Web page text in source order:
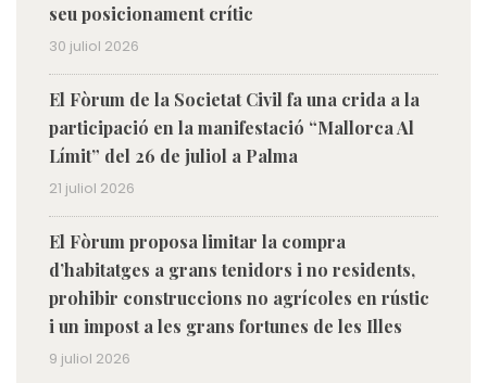
seu posicionament crític
30 juliol 2026
El Fòrum de la Societat Civil fa una crida a la
participació en la manifestació “Mallorca Al
Límit” del 26 de juliol a Palma
21 juliol 2026
El Fòrum proposa limitar la compra
d’habitatges a grans tenidors i no residents,
prohibir construccions no agrícoles en rústic
i un impost a les grans fortunes de les Illes
9 juliol 2026